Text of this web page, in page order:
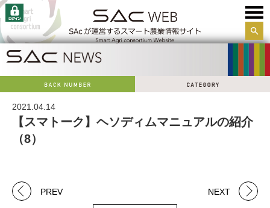
サイ
2021.04.14
【スマトーク】ヘソディムマニュアルの紹介
（8）
PREV NEXT